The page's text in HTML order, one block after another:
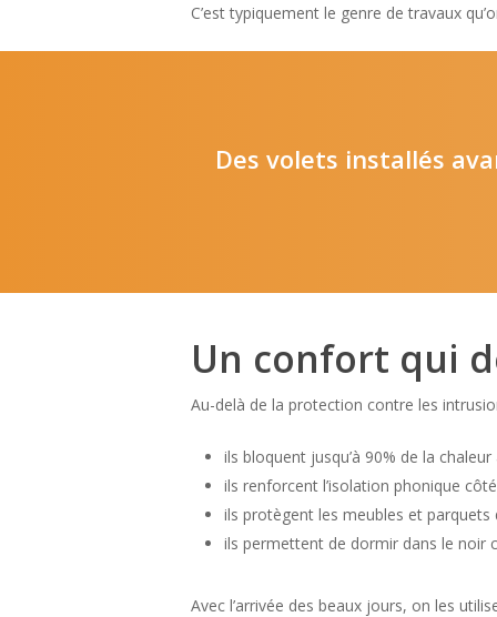
C’est typiquement le genre de travaux
Des volets installés
Un confort qui
Au-delà de la protection contre les
ils bloquent jusqu’à 90% de la
ils renforcent l’isolation phonique
ils protègent les meubles et
ils permettent de dormir dans le noir
Avec l’arrivée des beaux jours, on les